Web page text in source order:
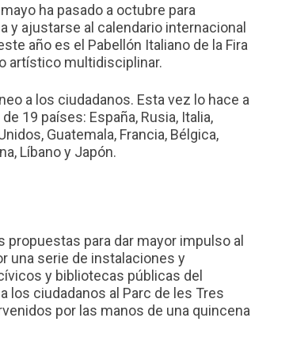
ha pasado a octubre para
y ajustarse al calendario internacional
año es el Pabellón Italiano de la Fira
artístico multidisciplinar.
a los ciudadanos. Esta vez lo hace a
19 países: España, Rusia, Italia,
Guatemala, Francia, Bélgica,
Líbano y Japón.
propuestas para dar mayor impulso al
una serie de instalaciones y
y bibliotecas públicas del
los ciudadanos al Parc de les Tres
por las manos de una quincena